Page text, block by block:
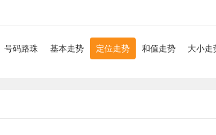
号码路珠 基本走势 定位走势 和值走势 大小走